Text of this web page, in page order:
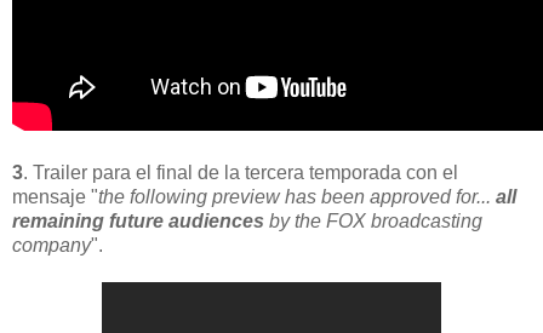
3. Trailer para el final de la tercera temporada con el
mensaje "the following preview has been approved for... all
remaining future audiences by the FOX broadcasting
company".